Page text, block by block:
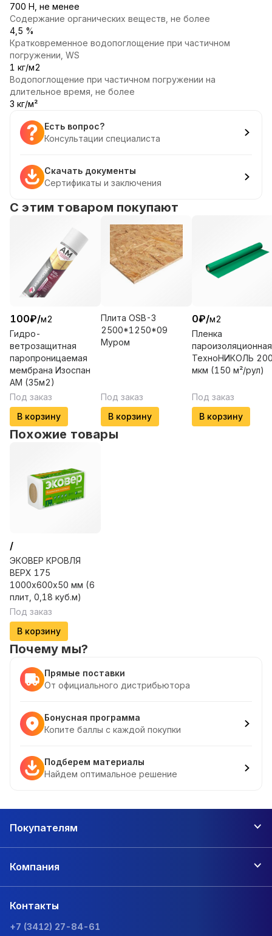
700 Н, не менее
Содержание органических веществ, не более
4,5 %
Кратковременное водопоглощение при частичном
погружении, WS
1 кг/м2
Водопоглощение при частичном погружении на
длительное время, не более
3 кг/м²
Есть вопрос?
Консультации специалиста
Скачать документы
Сертификаты и заключения
С этим товаром покупают
100₽/м2
Гидро-
ветрозащитная
паропроницаемая
мембрана Изоспан
АМ (35м2)
Под заказ
В корзину
Плита OSB-3
2500*1250*09
Муром
Под заказ
В корзину
0₽/м2
Пленка
пароизоляционная
ТехноНИКОЛЬ
мкм (150 м²/рул)
Под заказ
В корзину
Похожие товары
/
ЭКОВЕР КРОВЛЯ
ВЕРХ 175
1000х600х50 мм (6
плит, 0,18 куб.м)
Под заказ
В корзину
Почему мы?
Прямые поставки
От официального дистрибьютора
Бонусная программа
Копите баллы с каждой покупки
Подберем материалы
Найдем оптимальное решение
Покупателям
Компания
Контакты
+7 (3412) 27-84-61